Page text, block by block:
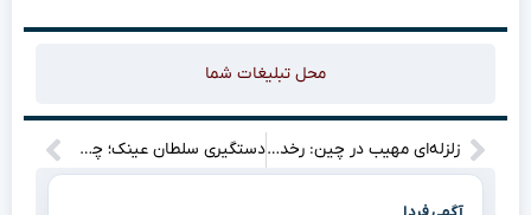
محل تبلیغات شما
زلزله‌ای مهیب در چین: رخدادی که همه را غافلگیر کرد دستگیری سلطان عینک؛ چه رازی در این حادثه نهفته است؟